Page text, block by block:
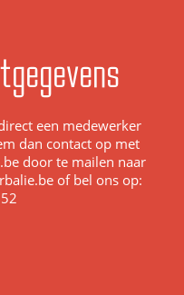
een medewerker
dan contact op met
door te mailen naar
of bel ons op: